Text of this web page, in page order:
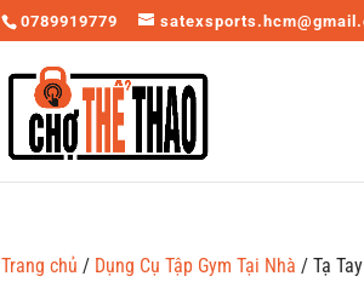
0789919779
Trang chủ / Dụng Cụ Tập Gym Tại Nhà / Tạ